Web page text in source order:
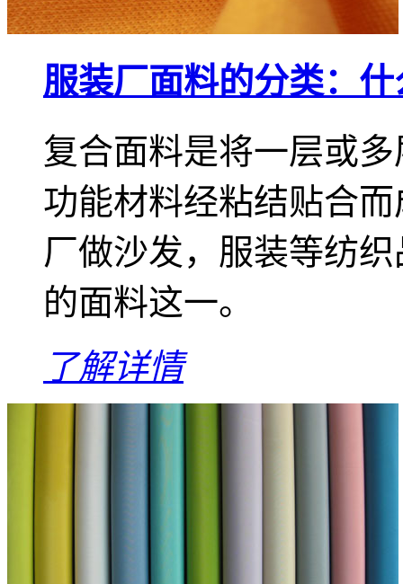
服装厂面料的分类：
复合面料是将一层或
功能材料经粘结贴合
厂做沙发，服装等纺
的面料这一。
了解详情